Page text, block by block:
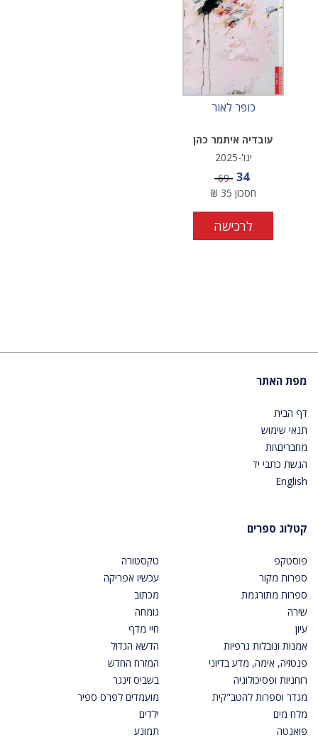
כופר לאור
עובדיה איתמר כהן
ינו'-2025
מחיר מבצע
34 מחיר
69
חסכון 35
₪
לרכישה
מפת האתר
דף הבית
תנאי שימוש
מחברים\ות
הגשת כתבי יד
English
קטלוג ספרים
פוסטקפ
ספרות מקור
ספרות מתורגמת
שירה
עיון
אמנות ונובלות גרפיות
פנטזיה, אימה, מדע בדיוני
רוחניות ופסיכולוגיה
מגדר וספרות להטב"קית
מלח מים
פואנטה
טקסטורה
עכשיו אפריקה
מכתוב
גומחה
חיי מדף
הדשא הגדול
המזרח החדש
בשביס זינגר
מועמדים לפרס ספיר
ילדים
תמונע